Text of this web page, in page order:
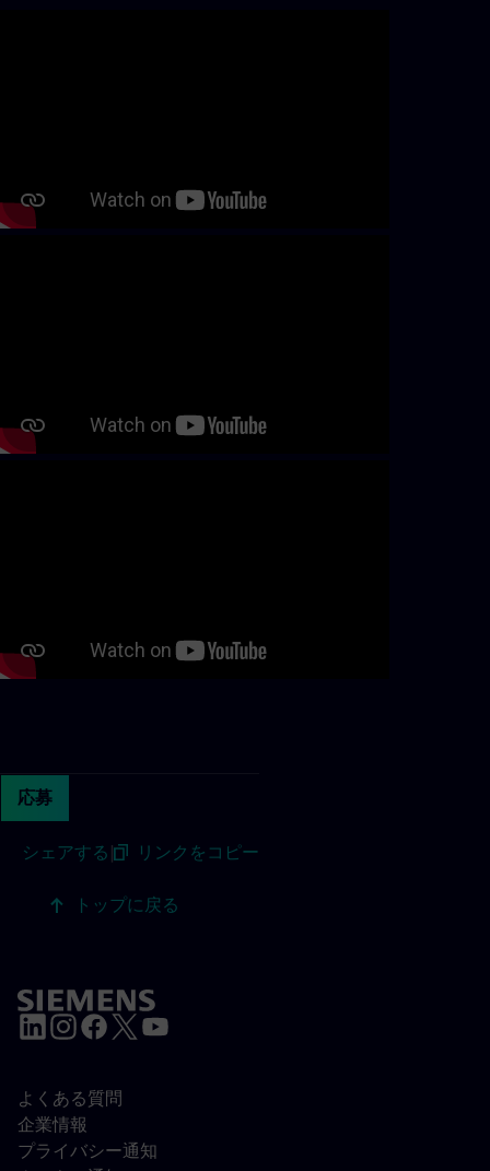
応募
シェアする | リンクをコピー
トップに戻る
よくある質問
企業情報
プライバシー通知